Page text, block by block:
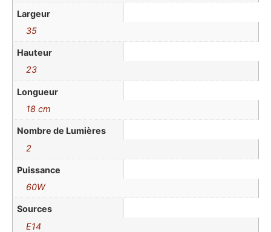
Largeur
35
Hauteur
23
Longueur
18 cm
Nombre de Lumières
2
Puissance
60W
Sources
E14